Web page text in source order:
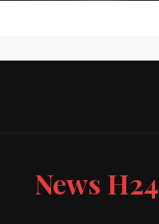
News H24